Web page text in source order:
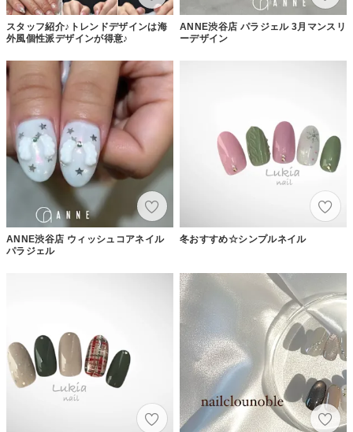
スタッフ紹介♪トレンドデザインは海
外風個性派デザインが得意♪
ANNE渋谷店 パラジェル 3月マンスリ
ーデザイン
ANNE渋谷店 ウィッシュコアネイル
パラジェル
冬おすすめ☆シンプルネイル